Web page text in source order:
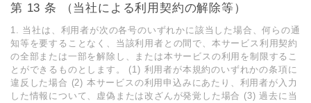
第 13 条 （当社による利⽤契約の解除等）
1. 当社は、利⽤者が次の各号のいずれかに該当した場合、何らの通
知等を要することなく、当該利⽤者との間で、本サービス利⽤契約
の全部または⼀部を解除し、または本サービスの利⽤を制限するこ
とができるものとします。 (1) 利⽤者が本規約のいずれかの条項に
違反した場合 (2) 本サービスの利⽤申込みにあたり、利⽤者が⼊⼒
した情報について、虚偽または改ざんが発覚した場合 (3) 過去に当